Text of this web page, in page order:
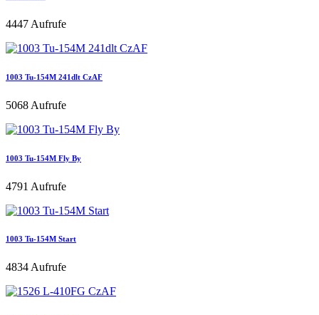
4447 Aufrufe
1003 Tu-154M 241dlt CzAF
5068 Aufrufe
1003 Tu-154M Fly By
4791 Aufrufe
1003 Tu-154M Start
4834 Aufrufe